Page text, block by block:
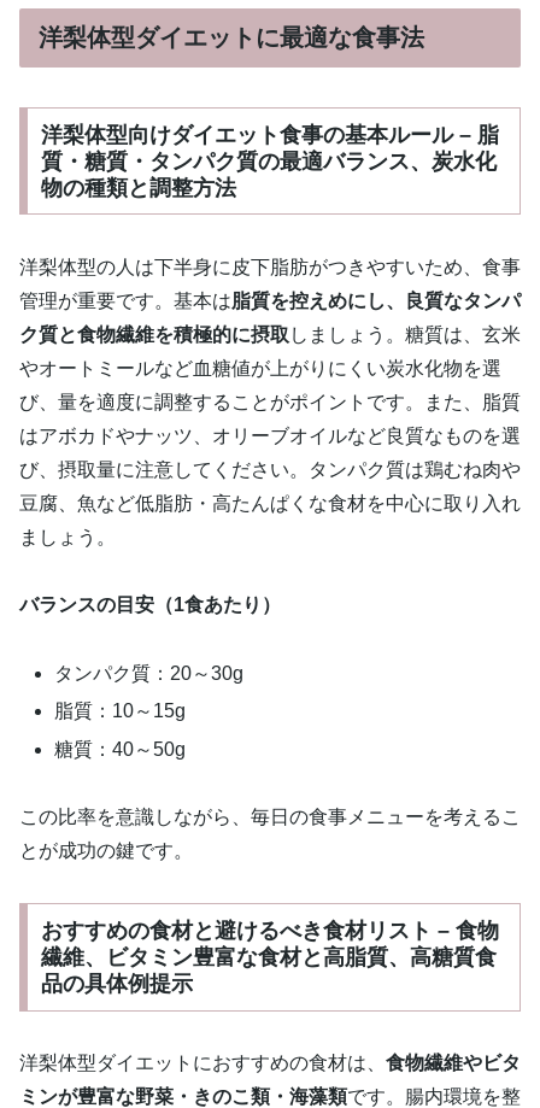
洋梨体型ダイエットに最適な食事法
洋梨体型向けダイエット食事の基本ルール – 脂
質・糖質・タンパク質の最適バランス、炭水化
物の種類と調整方法
洋梨体型の人は下半身に皮下脂肪がつきやすいため、食事
管理が重要です。基本は脂質を控えめにし、良質なタンパ
ク質と食物繊維を積極的に摂取 しましょう。糖質は、玄米
やオートミールなど血糖値が上がりにくい炭水化物を選
び、量を適度に調整することがポイントです。また、脂質
はアボカドやナッツ、オリーブオイルなど良質なものを選
び、摂取量に注意してください。タンパク質は鶏むね肉や
豆腐、魚など低脂肪・高たんぱくな食材を中心に取り入れ
ましょう。
バランスの目安（1食あたり）
タンパク質：20～30g
脂質：10～15g
糖質：40～50g
この比率を意識しながら、毎日の食事メニューを考えるこ
とが成功の鍵です。
おすすめの食材と避けるべき食材リスト – 食物
繊維、ビタミン豊富な食材と高脂質、高糖質食
品の具体例提示
洋梨体型ダイエットにおすすめの食材は、 食物繊維やビタ
ミンが豊富な野菜・きのこ類・海藻類です。腸内環境を整